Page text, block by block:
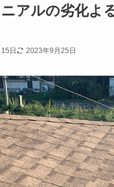
アルの劣化よ
日 2023年9月25日